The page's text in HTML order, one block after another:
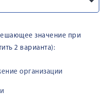
значение при
2 варианта):
организации